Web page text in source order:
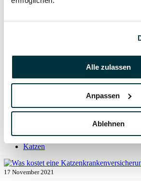
Alle zulassen
Anpassen
Ablehnen
Katzenversicherung ohne Wartezeit
Katzen
Katzenversicherung mit Impfung
Katzen
17 November 2021
Katzenversicherung mit Kastration
Katzen
17 November 2021